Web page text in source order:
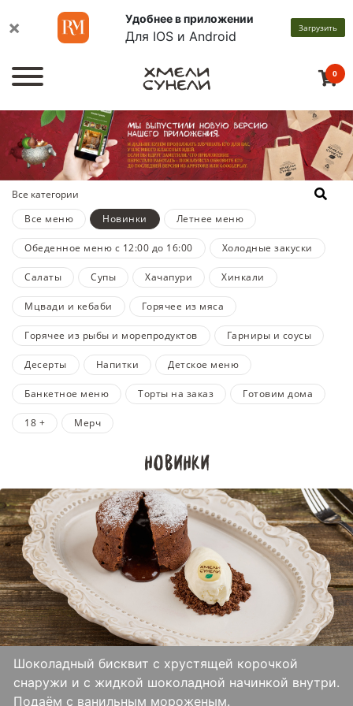
× Удобнее в приложении
Для IOS и Android
Загрузить
0
Все категории
Все меню
Новинки Летнее меню
Обеденное меню с 12:00 до 16:00 Холодные закуски
Салаты Супы Хачапури Хинкали
Мцвади и кебаби Горячее из мяса
Горячее из рыбы и морепродуктов Гарниры и соусы
Десерты Напитки Детское меню
Банкетное меню Торты на заказ Готовим дома
18 + Мерч
Новинки
Шоколадный бисквит с хрустящей корочкой
снаружи и с жидкой шоколадной начинкой внутри.
Подаём с ванильным мороженым.